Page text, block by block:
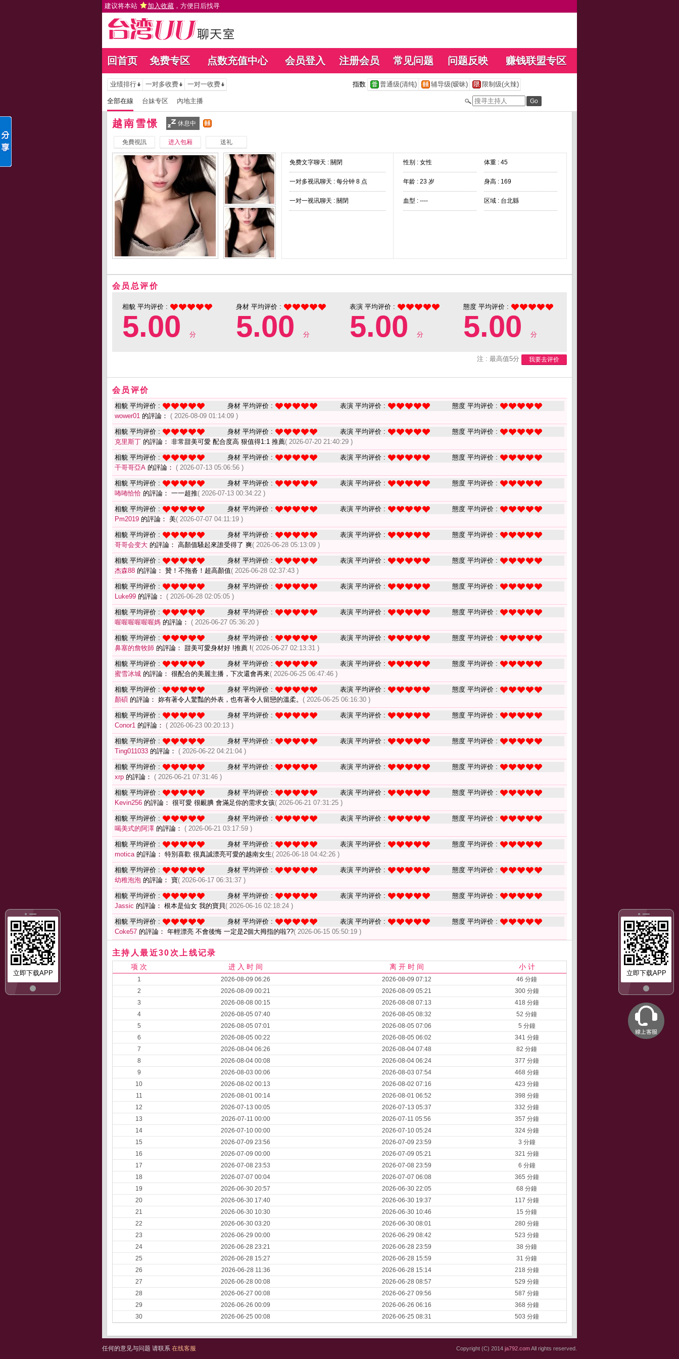
建议将本站 加入收藏 ，方便日后找寻
回首页 免费专区 点数充值中心 会员登入 注册会员 常见问题 问题反映 赚钱联盟专区
立即下载APP
立即下载APP
业绩排行 一对多收费 一对一收费 指数 普通级(清纯) 辅导级(暧昧) 限制级(火辣)
全部在線 台妹专区 內地主播
越南雪憬 休息中
免費視訊 进入包厢 送礼
免费文字聊天 : 關閉
一对多视讯聊天 : 每分钟 8 点
一对一视讯聊天 : 關閉
性别 : 女性 体重 : 45
年龄 : 23 岁 身高 : 169
血型 : ---- 区域 : 台北縣
会员总评价
相貌 平均评价 :
5.00 分
身材 平均评价 :
5.00 分
表演 平均评价 :
5.00 分
態度 平均评价 :
5.00 分
注 : 最高值5分 我要去评价
会员评价
相貌 平均评价 : 身材 平均评价 : 表演 平均评价 :
態度 平均评价 :
wower01 的評論： ( 2026-08-09 01:14:09 )
相貌 平均评价 : 身材 平均评价 : 表演 平均评价 :
態度 平均评价 :
克里斯丁 的評論： 非常甜美可愛 配合度高 狠值得1:1 推薦( 2026-07-20 21:40:29 )
相貌 平均评价 : 身材 平均评价 : 表演 平均评价 :
態度 平均评价 :
干哥哥亞A 的評論： ( 2026-07-13 05:06:56 )
相貌 平均评价 : 身材 平均评价 : 表演 平均评价 :
態度 平均评价 :
咘咘恰恰 的評論： 一一超推( 2026-07-13 00:34:22 )
相貌 平均评价 : 身材 平均评价 : 表演 平均评价 :
態度 平均评价 :
Pm2019 的評論： 美( 2026-07-07 04:11:19 )
相貌 平均评价 : 身材 平均评价 : 表演 平均评价 :
態度 平均评价 :
哥哥会变大 的評論： 高顏值騷起來誰受得了 爽( 2026-06-28 05:13:09 )
相貌 平均评价 : 身材 平均评价 : 表演 平均评价 :
態度 平均评价 :
杰森88 的評論： 贊！不拖沓！超高顏值( 2026-06-28 02:37:43 )
相貌 平均评价 : 身材 平均评价 : 表演 平均评价 :
態度 平均评价 :
Luke99 的評論： ( 2026-06-28 02:05:05 )
相貌 平均评价 : 身材 平均评价 : 表演 平均评价 :
態度 平均评价 :
喔喔喔喔喔喔媽 的評論： ( 2026-06-27 05:36:20 )
相貌 平均评价 : 身材 平均评价 : 表演 平均评价 :
態度 平均评价 :
鼻塞的詹牧師 的評論： 甜美可愛身材好 !推薦 !( 2026-06-27 02:13:31 )
相貌 平均评价 : 身材 平均评价 : 表演 平均评价 :
態度 平均评价 :
蜜雪冰城 的評論： 很配合的美麗主播，下次還會再來( 2026-06-25 06:47:46 )
相貌 平均评价 : 身材 平均评价 : 表演 平均评价 :
態度 平均评价 :
顏碩 的評論： 妳有著令人驚豔的外表，也有著令人留戀的溫柔。 ( 2026-06-25 06:16:30 )
相貌 平均评价 : 身材 平均评价 : 表演 平均评价 :
態度 平均评价 :
Conor1 的評論： ( 2026-06-23 00:20:13 )
相貌 平均评价 : 身材 平均评价 : 表演 平均评价 :
態度 平均评价 :
Ting011033 的評論： ( 2026-06-22 04:21:04 )
相貌 平均评价 : 身材 平均评价 : 表演 平均评价 :
態度 平均评价 :
xrp 的評論： ( 2026-06-21 07:31:46 )
相貌 平均评价 : 身材 平均评价 : 表演 平均评价 :
態度 平均评价 :
Kevin256 的評論： 很可愛 很靦腆 會滿足你的需求女孩( 2026-06-21 07:31:25 )
相貌 平均评价 : 身材 平均评价 : 表演 平均评价 :
態度 平均评价 :
喝美式的阿澤 的評論： ( 2026-06-21 03:17:59 )
相貌 平均评价 : 身材 平均评价 : 表演 平均评价 :
態度 平均评价 :
motica的評論： 特別喜歡 很真誠漂亮可愛的越南女生( 2026-06-18 04:42:26 )
相貌 平均评价 : 身材 平均评价 : 表演 平均评价 :
態度 平均评价 :
幼稚泡泡 的評論： 寶( 2026-06-17 06:31:37 )
相貌 平均评价 : 身材 平均评价 : 表演 平均评价 :
態度 平均评价 :
Jassic 的評論： 根本是仙女 我的寶貝 ( 2026-06-16 02:18:24 )
相貌 平均评价 : 身材 平均评价 : 表演 平均评价 :
態度 平均评价 :
Coke57 的評論： 年輕漂亮 不會後悔 一定是2個大拇指的啦??( 2026-06-15 05:50:19 )
主持人最近30次上线记录
项 次 进 入 时 间 离 开 时 间 小 计
1 2026-08-09 06:26 2026-08-09 07:12
46 分鐘
2
2026-08-09 00:21 2026-08-09 05:21
300 分鐘
3
2026-08-08 00:15 2026-08-08 07:13
418 分鐘
4
2026-08-05 07:40 2026-08-05 08:32
52 分鐘
5
2026-08-05 07:01 2026-08-05 07:06
5 分鐘
6
2026-08-05 00:22 2026-08-05 06:02
341 分鐘
7
2026-08-04 06:26 2026-08-04 07:48
82 分鐘
8
2026-08-04 00:08 2026-08-04 06:24
377 分鐘
9
2026-08-03 00:06 2026-08-03 07:54
468 分鐘
10
2026-08-02 00:13 2026-08-02 07:16
423 分鐘
11
2026-08-01 00:14 2026-08-01 06:52
398 分鐘
12
2026-07-13 00:05 2026-07-13 05:37
332 分鐘
13
2026-07-11 00:00 2026-07-11 05:56
357 分鐘
14
2026-07-10 00:00 2026-07-10 05:24
324 分鐘
15
2026-07-09 23:56 2026-07-09 23:59
3 分鐘
16
2026-07-09 00:00 2026-07-09 05:21
321 分鐘
17
2026-07-08 23:53 2026-07-08 23:59
6 分鐘
18
2026-07-07 00:04 2026-07-07 06:08
365 分鐘
19
2026-06-30 20:57 2026-06-30 22:05
68 分鐘
20
2026-06-30 17:40 2026-06-30 19:37
117 分鐘
21
2026-06-30 10:30 2026-06-30 10:46
15 分鐘
22
2026-06-30 03:20 2026-06-30 08:01
280 分鐘
23
2026-06-29 00:00 2026-06-29 08:42
523 分鐘
24
2026-06-28 23:21 2026-06-28 23:59
38 分鐘
25
2026-06-28 15:27 2026-06-28 15:59
31 分鐘
26
2026-06-28 11:36 2026-06-28 15:14
218 分鐘
27
2026-06-28 00:08 2026-06-28 08:57
529 分鐘
28
2026-06-27 00:08 2026-06-27 09:56
587 分鐘
29
2026-06-26 00:09 2026-06-26 06:16
368 分鐘
30
2026-06-25 00:08 2026-06-25 08:31 503 分鐘
任何的意见与问题 请联系 在线客服 Copyright (C) 2014 ja792.comAll rights reserved.